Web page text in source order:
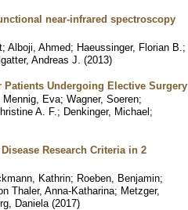
near-infrared spectroscopy
; Alboji, Ahmed; Haeussinger, Florian B. ;
Andreas J. (2013)
Undergoing Elective Surgery
Mennig, Eva; Wagner, Soeren;
A. F. ; Denkinger, Michael;
Research Criteria in 2
Kathrin; Roeben, Benjamin;
Thaler, Anna-Katharina; Metzger,
Daniela (2017)